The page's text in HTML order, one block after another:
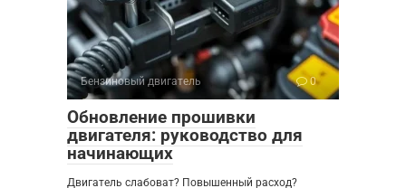
Бензиновый двигатель 0
Обновление прошивки
двигателя: руководство для
начинающих
Двигатель слабоват? Повышенный расход?